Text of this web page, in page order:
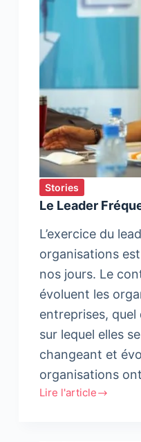
Stories
Le Leader
L’exercice du
organisations
nos jours. Le
évoluent les
entreprises,
sur lequel elles
changeant et
organisations
Lire l'article
Le